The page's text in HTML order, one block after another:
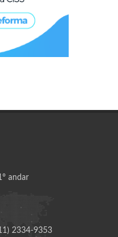
andar
2334-9353